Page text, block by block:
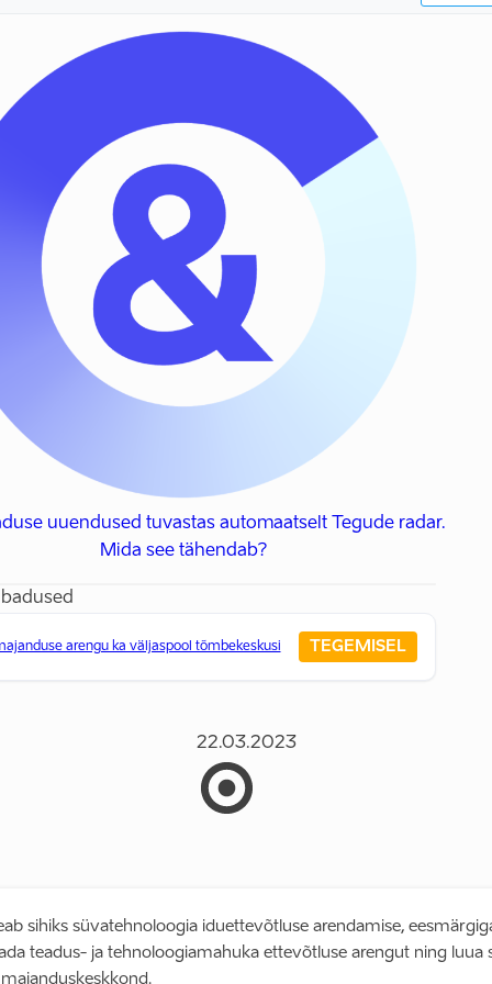
uuendused tuvastas automaatselt Tegude radar.
Mida see tähendab?
arengu ka väljaspool tõmbekeskusi TEGEMISEL
22.03.2023
sihiks süvatehnoloogia iduettevõtluse arendamise,
teadus- ja tehnoloogiamahuka ettevõtluse arengut ning luua